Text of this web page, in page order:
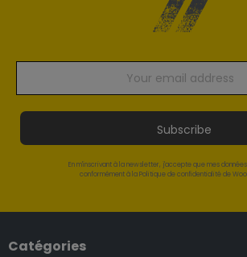
Subscribe
En m'inscrivant à la newsletter, j'accepte que mes
conformément à la Politique de confidentialité de
Catégories